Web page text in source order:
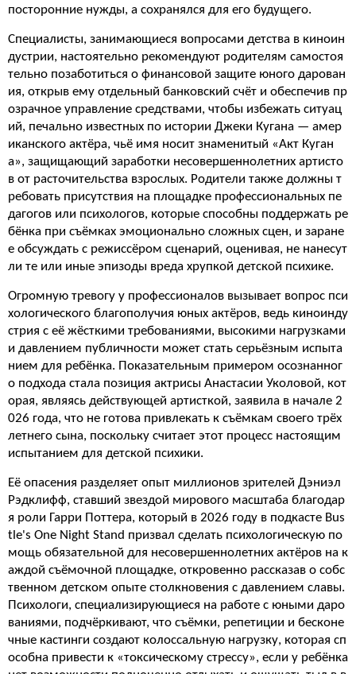
посторонние нужды, а сохранялся для его будущего.
Специалисты, занимающиеся вопросами детства в киноин
дустрии, настоятельно рекомендуют родителям самостоя
тельно позаботиться о финансовой защите юного дарован
ия, открыв ему отдельный банковский счёт и обеспечив пр
озрачное управление средствами, чтобы избежать ситуац
ий, печально известных по истории Джеки Кугана — амер
иканского актёра, чьё имя носит знаменитый «Акт Куган
а», защищающий заработки несовершеннолетних артисто
в от расточительства взрослых. Родители также должны т
ребовать присутствия на площадке профессиональных пе
дагогов или психологов, которые способны поддержать ре
бёнка при съёмках эмоционально сложных сцен, и заране
е обсуждать с режиссёром сценарий, оценивая, не нанесут
ли те или иные эпизоды вреда хрупкой детской психике.
Огромную тревогу у профессионалов вызывает вопрос пси
хологического благополучия юных актёров, ведь киноинду
стрия с её жёсткими требованиями, высокими нагрузками
и давлением публичности может стать серьёзным испыта
нием для ребёнка. Показательным примером осознанног
о подхода стала позиция актрисы Анастасии Уколовой, кот
орая, являясь действующей артисткой, заявила в начале 2
026 года, что не готова привлекать к съёмкам своего трёх
летнего сына, поскольку считает этот процесс настоящим
испытанием для детской психики.
Её опасения разделяет опыт миллионов зрителей Дэниэл
Рэдклифф, ставший звездой мирового масштаба благодар
я роли Гарри Поттера, который в 2026 году в подкасте Bus
tle's One Night Stand призвал сделать психологическую по
мощь обязательной для несовершеннолетних актёров на к
аждой съёмочной площадке, откровенно рассказав о собс
твенном детском опыте столкновения с давлением славы.
Психологи, специализирующиеся на работе с юными даро
ваниями, подчёркивают, что съёмки, репетиции и бесконе
чные кастинги создают колоссальную нагрузку, которая сп
особна привести к «токсическому стрессу», если у ребёнка